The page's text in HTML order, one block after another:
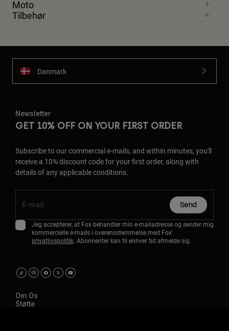
Moto
Tilbehør
Danmark
Newsletter
GET 10% OFF ON YOUR FIRST ORDER
Subscribe to our commercial e-mails, and within minutes, you'll
receive a 10% discount code for your first order, along with
details of any applicable conditions.
Send
Jeg accepterer, at Fox behandler min e-mailadresse og sender mig
kommercielle e-mails i overensstemmelse med Fox'
privatlivspolitik. Abonnenter kan til enhver tid afmelde sig.
Om Os
Støtte